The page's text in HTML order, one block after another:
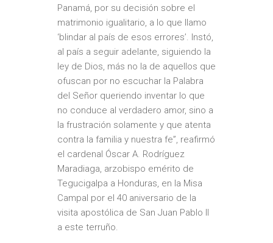
Panamá, por su decisión sobre el
matrimonio igualitario, a lo que llamo
‘blindar al país de esos errores’. Instó,
al país a seguir adelante, siguiendo la
ley de Dios, más no la de aquellos que
ofuscan por no escuchar la Palabra
del Señor queriendo inventar lo que
no conduce al verdadero amor, sino a
la frustración solamente y que atenta
contra la familia y nuestra fe”, reafirmó
el cardenal Óscar A. Rodríguez
Maradiaga, arzobispo emérito de
Tegucigalpa a Honduras, en la Misa
Campal por el 40 aniversario de la
visita apostólica de San Juan Pablo II
a este terruño.